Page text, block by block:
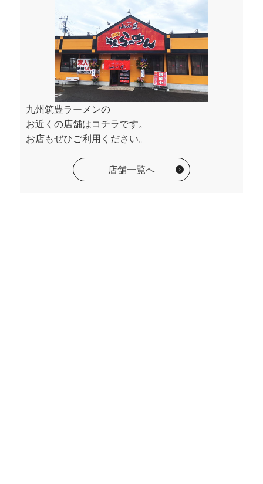
九州筑豊ラーメンの
お近くの店舗はコチラです。
お店もぜひご利用ください。
店舗一覧へ